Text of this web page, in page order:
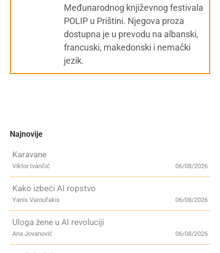
Međunarodnog književnog festivala
POLIP u Prištini. Njegova proza
dostupna je u prevodu na albanski,
francuski, makedonski i nemački
jezik.
Najnovije
Karavane
06/08/2026
Viktor Ivančić
Kako izbeći AI ropstvo
06/08/2026
Yanis Varoufakis
Uloga žene u AI revoluciji
06/08/2026
Ana Jovanović